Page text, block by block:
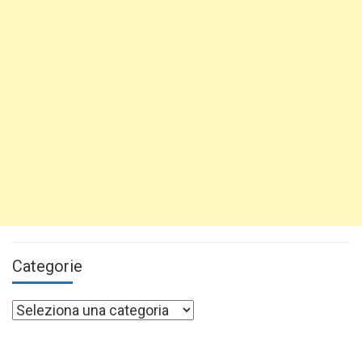
Categorie
Categorie